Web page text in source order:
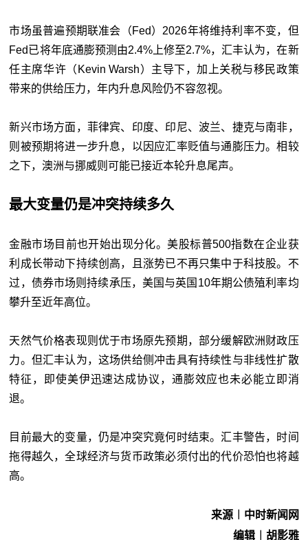
市场虽普遍预期联准会（Fed）2026年将维持利率不变，但
Fed已将年底通膨预测由2.4%上修至2.7%，汇丰认为，在新
任主席华许（Kevin Warsh）主导下，加上关税与移民政策
带来的供给压力，年内升息风险仍不容忽视。
新兴市场方面，菲律宾、印度、印尼、波兰、捷克与南非，
则被预期将进一步升息，以因应汇率贬值与通膨压力。相较
之下，澳洲与挪威则可能已接近本轮升息尾声。
最大变量仍是冲突持续多久
金融市场目前也开始出现分化。美股标普500指数在企业获
利成长带动下持续创高，且涨势已不再只集中于科技股。不
过，债券市场则持续承压，美国与英国10年期公债殖利率均
攀升至近年高位。
天然气价格表现则优于市场原先预期，部分缓解欧洲财政压
力。但汇丰认为，这场供给侧冲击具有持续性与非线性扩散
特征，即使美伊迅速达成协议，通膨效应也未必能立即消
退。
目前最大的变量，仍是冲突究竟何时结束。汇丰警告，时间
拖得越久，全球经济与货币政策必须付出的代价恐怕也将越
高。
来源︱中时新闻网
编辑︱胡影雅